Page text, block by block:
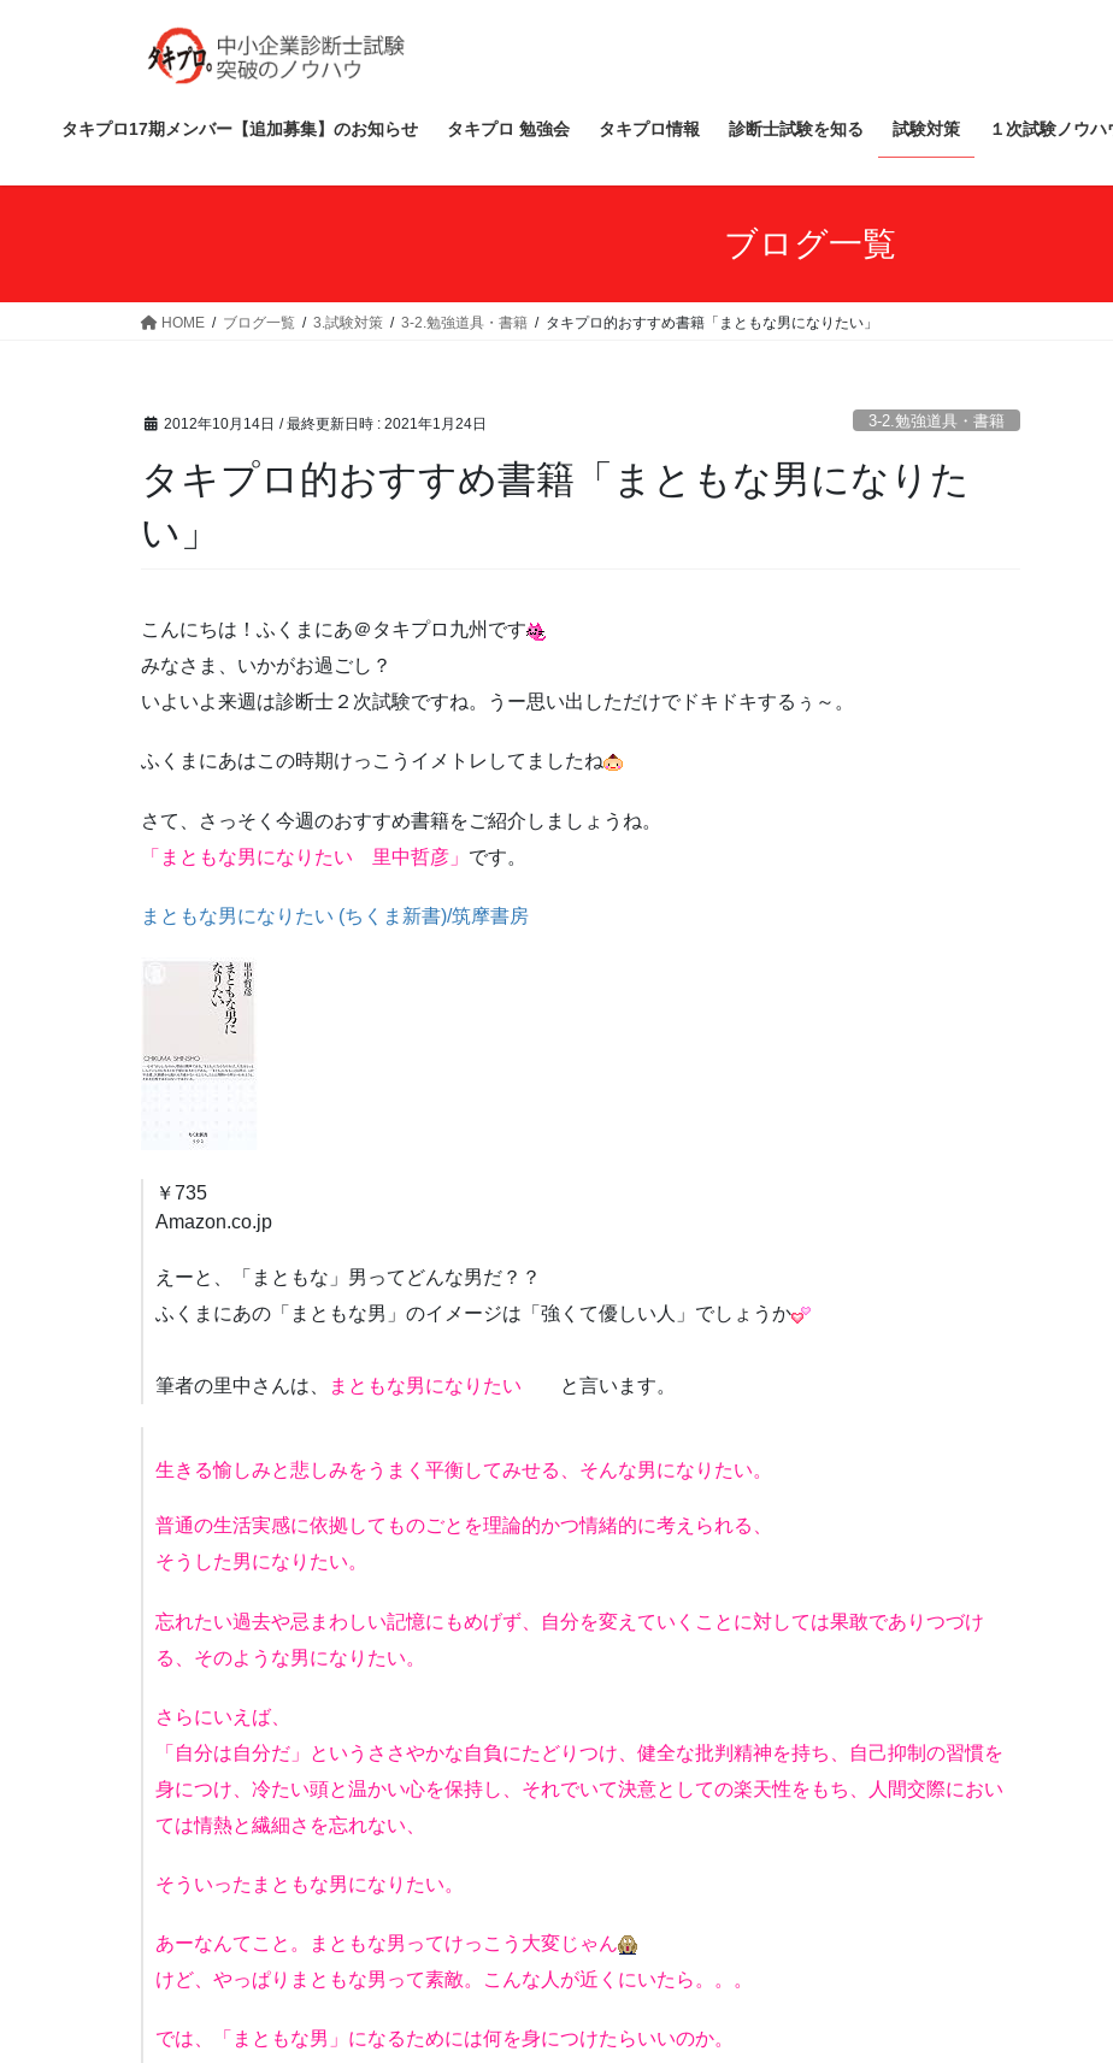
ス
ン
タキプロ17期メンバー【追加募集】のお知らせ タキプロ 勉強会 タキプロ情報 診断士試験を知る 試験対策 １次試験ノウハ
ブログ一覧
HOME ブログ一覧 3.試験対策 3-2.勉強道具・書籍 タキプロ的おすすめ書籍「まともな男になりたい」
2012年10月14日 / 最終更新日時 : 2021年1月24日 3-2.勉強道具・書籍
タキプロ的おすすめ書籍「まともな男になりた
い」
こんにちは！ふくまにあ＠タキプロ九州です
みなさま、いかがお過ごし？
いよいよ来週は診断士２次試験ですね。うー思い出しただけでドキドキするぅ～。
ふくまにあはこの時期けっこうイメトレしてましたね
さて、さっそく今週のおすすめ書籍をご紹介しましょうね。
「まともな男になりたい 里中哲彦」 です。
まともな男になりたい (ちくま新書)/筑摩書房
￥735
Amazon.co.jp
えーと、「まともな」男ってどんな男だ？？
ふくまにあの「まともな男」のイメージは「強くて優しい人」でしょうか
筆者の里中さんは、 まともな男になりたい と言います。
生きる愉しみと悲しみをうまく平衡してみせる、そんな男になりたい。
普通の生活実感に依拠してものごとを理論的かつ情緒的に考えられる、
そうした男になりたい。
忘れたい過去や忌まわしい記憶にもめげず、自分を変えていくことに対しては果敢でありつづけ
る、そのような男になりたい。
さらにいえば、
「自分は自分だ」というささやかな自負にたどりつけ、健全な批判精神を持ち、自己抑制の習慣を
身につけ、冷たい頭と温かい心を保持し、それでいて決意としての楽天性をもち、人間交際におい
ては情熱と繊細さを忘れない、
そういったまともな男になりたい。
あーなんてこと。まともな男ってけっこう大変じゃん
けど、やっぱりまともな男って素敵。こんな人が近くにいたら。。。
では、「まともな男」になるためには何を身につけたらいいのか。